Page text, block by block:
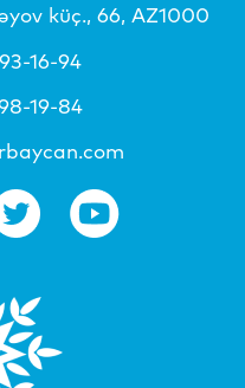
küç., 66, AZ1000
16-94
19-84